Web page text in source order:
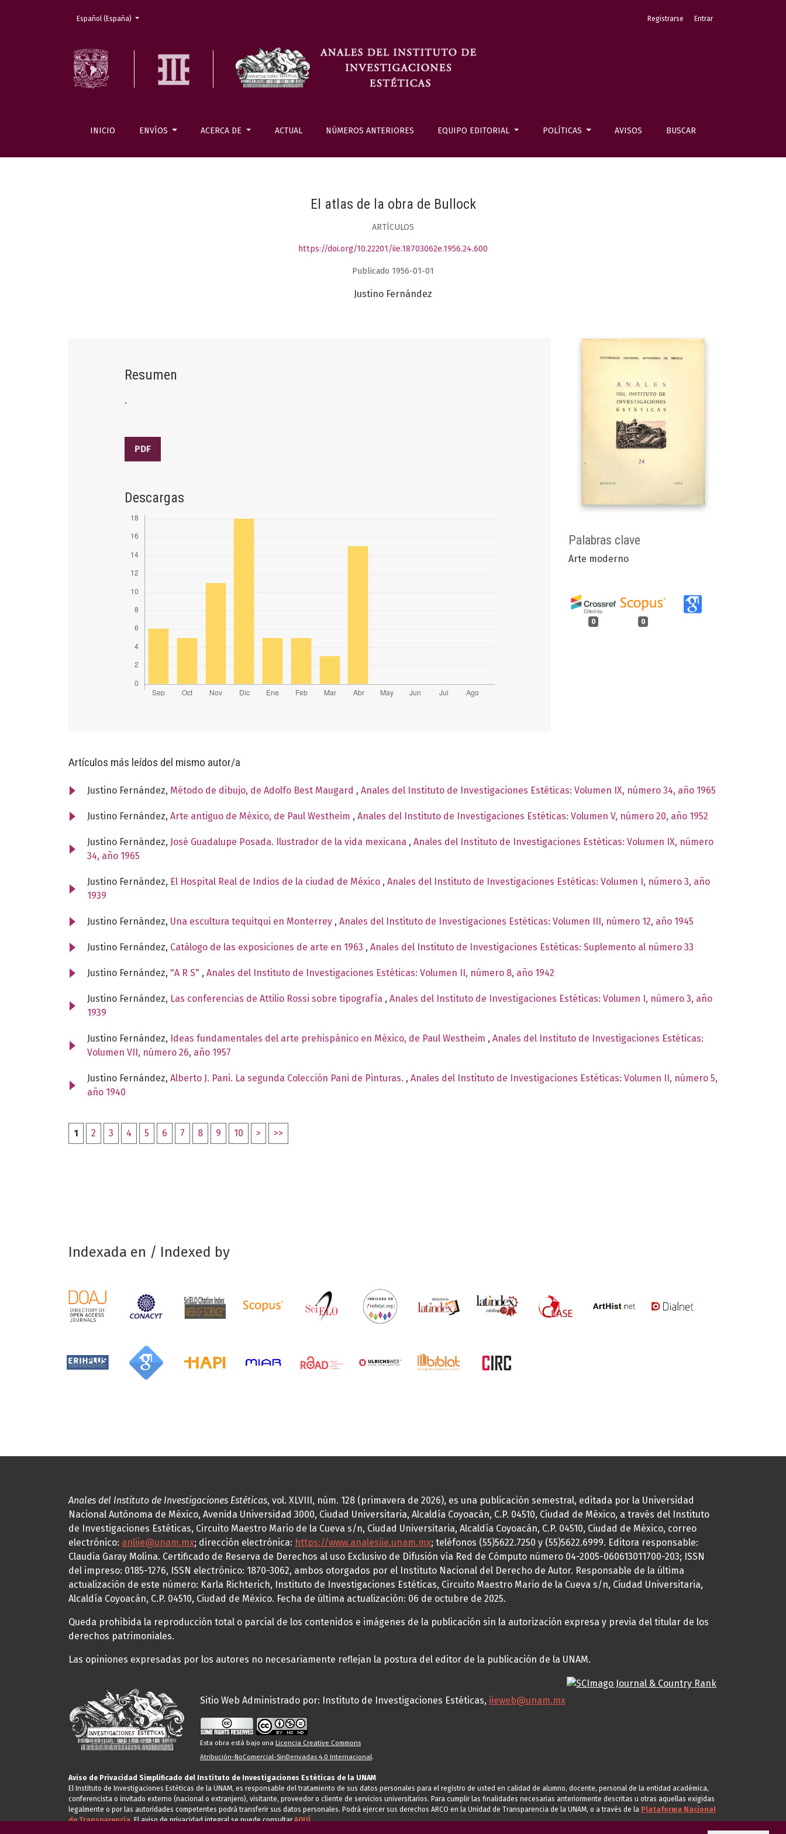
INICIO ENVÍOS ACERCA DE ACTUAL NÚMEROS ANTERIORES EQUIPO EDITORIAL POLÍTICAS AVISOS BUSCAR
Registrarse Entrar
Cambiar el idioma. El actual es:
Español (España)
El atlas de la obra de Bullock
ARTÍCULOS
https://doi.org/10.22201/iie.18703062e.1956.24.600
Publicado 1956-01-01
Justino Fernández
Palabras clave
Arte moderno
0 0
Resumen
.
PDF
Descargas
Artículos más leídos del mismo autor/a
Justino Fernández, Método de dibujo, de Adolfo Best Maugard , Anales del Instituto de Investigaciones Estéticas: Volumen IX, número 34, año 1965
Justino Fernández, Arte antiguo de México, de Paul Westheim , Anales del Instituto de Investigaciones Estéticas: Volumen V, número 20, año 1952
Justino Fernández, José Guadalupe Posada. Ilustrador de la vida mexicana , Anales del Instituto de Investigaciones Estéticas: Volumen IX, número
34, año 1965
Justino Fernández, El Hospital Real de Indios de la ciudad de México , Anales del Instituto de Investigaciones Estéticas: Volumen I, número 3, año
1939
Justino Fernández, Una escultura tequitqui en Monterrey , Anales del Instituto de Investigaciones Estéticas: Volumen III, número 12, año 1945
Justino Fernández, Catálogo de las exposiciones de arte en 1963 , Anales del Instituto de Investigaciones Estéticas: Suplemento al número 33
Justino Fernández, "A R S" , Anales del Instituto de Investigaciones Estéticas: Volumen II, número 8, año 1942
Justino Fernández, Las conferencias de Attilio Rossi sobre tipografía , Anales del Instituto de Investigaciones Estéticas: Volumen I, número 3, año
1939
Justino Fernández, Ideas fundamentales del arte prehispánico en México, de Paul Westheim , Anales del Instituto de Investigaciones Estéticas:
Volumen VII, número 26, año 1957
Justino Fernández, Alberto J. Pani. La segunda Colección Pani de Pinturas. , Anales del Instituto de Investigaciones Estéticas: Volumen II, número 5,
año 1940
1 2 3 4 5 6 7 8 9 10 > >>
Indexada en / Indexed by
Anales del Instituto de Investigaciones Estéticas, vol. XLVIII, núm. 128 (primavera de 2026), es una publicación semestral, editada por la Universidad
Nacional Autónoma de México, Avenida Universidad 3000, Ciudad Universitaria, Alcaldía Coyoacán, C.P. 04510, Ciudad de México, a través del Instituto
de Investigaciones Estéticas, Circuito Maestro Mario de la Cueva s/n, Ciudad Universitaria, Alcaldía Coyoacán, C.P. 04510, Ciudad de México, correo
electrónico: anliie@unam.mx; dirección electrónica: https://www.analesiie.unam.mx; teléfonos (55)5622.7250 y (55)5622.6999. Editora responsable:
Claudia Garay Molina. Certificado de Reserva de Derechos al uso Exclusivo de Difusión vía Red de Cómputo número 04-2005-060613011700-203; ISSN
del impreso: 0185-1276, ISSN electrónico: 1870-3062, ambos otorgados por el Instituto Nacional del Derecho de Autor. Responsable de la última
actualización de este número: Karla Richterich, Instituto de Investigaciones Estéticas, Circuito Maestro Mario de la Cueva s/n, Ciudad Universitaria,
Alcaldía Coyoacán, C.P. 04510, Ciudad de México. Fecha de última actualización: 06 de octubre de 2025.
Queda prohibida la reproducción total o parcial de los contenidos e imágenes de la publicación sin la autorización expresa y previa del titular de los
derechos patrimoniales.
Las opiniones expresadas por los autores no necesariamente reflejan la postura del editor de la publicación de la UNAM.
Sitio Web Administrado por: Instituto de Investigaciones Estéticas, iieweb@unam.mx
Esta obra está bajo una Licencia Creative Commons
Atribución-NoComercial-SinDerivadas 4.0 Internacional.
Aviso de Privacidad Simplificado del Instituto de Investigaciones Estéticas de la UNAM
El Instituto de Investigaciones Estéticas de la UNAM, es responsable del tratamiento de sus datos personales para el registro de usted en calidad de alumno, docente, personal de la entidad académica,
conferencista o invitado externo (nacional o extranjero), visitante, proveedor o cliente de servicios universitarios. Para cumplir las finalidades necesarias anteriormente descritas u otras aquellas exigidas
legalmente o por las autoridades competentes podrá transferir sus datos personales. Podrá ejercer sus derechos ARCO en la Unidad de Transparencia de la UNAM, o a través de la Plataforma Nacional
de Transparencia.El aviso de privacidad integral se puede consultarAQUÍ